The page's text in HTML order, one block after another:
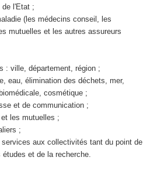
de l'Etat ;
(les médecins conseil, les
mutuelles et les autres assureurs
: ville, département, région ;
eau, élimination des déchets, mer,
cosmétique ;
et de communication ;
les mutuelles ;
;
aux collectivités tant du point de
et de la recherche.